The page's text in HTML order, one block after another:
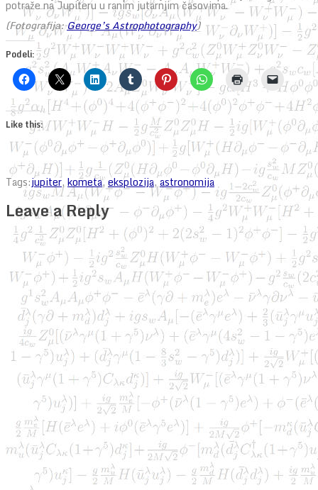
potraže na Jupiteru u ranim jutarnjim časovima.
(Fotografija:George’s Astrophotography)
Podeli:
Like this:
Tags:jupiter, kometa,eksplozija,astronomija
Leave a Reply